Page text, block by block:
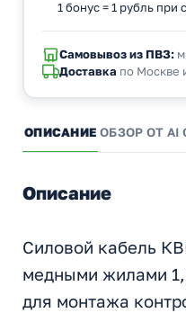
1 бонус = 1 рубль
Самовывоз из ПВЗ:м.
Доставка по Москве
ОПИСАНИЕ ОБЗОР ОТ AI
Описание
Силовой кабель
медными жилами
для монтажа